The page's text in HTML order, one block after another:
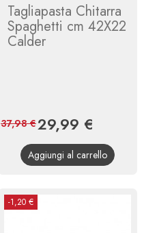
Tagliapasta Chitarra
Spaghetti cm 42X22
Calder
Prezzo
29,99 €
base
37,98 €
Aggiungi al carrello
-1,20 €